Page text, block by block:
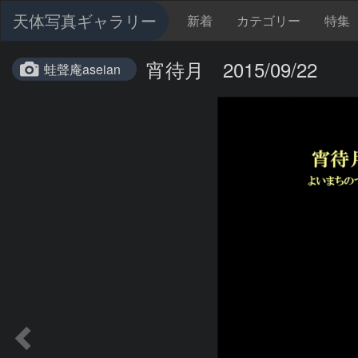
天体写真ギャラリー 新着 カテゴリー 特集
蛙聲庵aseian 宵待月 2015/09/22